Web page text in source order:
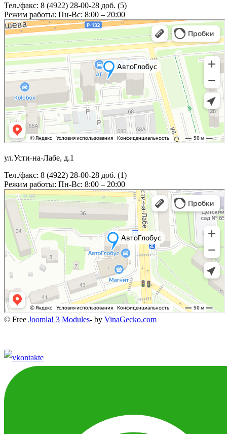
Тел./факс: 8 (4922) 28-00-28 доб. (5)
Режим работы: Пн-Вс: 8:00 – 20:00
ул.Усти-на-Лабе, д.1
Тел./факс: 8 (4922) 28-00-28 доб. (1)
Режим работы: Пн-Вс: 8:00 – 20:00
© Free Joomla! 3 Modules- by VinaGecko.com